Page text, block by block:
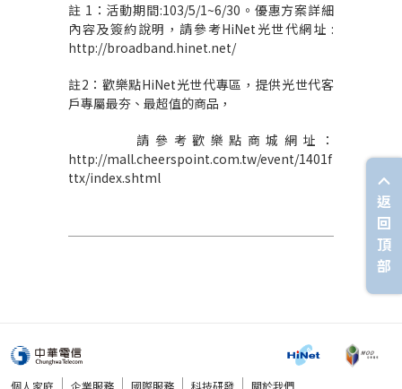
註 1：活動期間:103/5/1~6/30。優惠方案詳細
內容及簽約說明，請參考HiNet光世代網址 :
http://broadband.hinet.net/
註2：歡樂點HiNet光世代專區，提供光世代客
戶專屬最夯、最超值的商品，
請參考歡樂點商城網址：
http://mall.cheerspoint.com.tw/event/1401f
ttx/index.shtml
個人家庭 企業服務 國際服務 科技研發 關於我們
返
回
頂
部